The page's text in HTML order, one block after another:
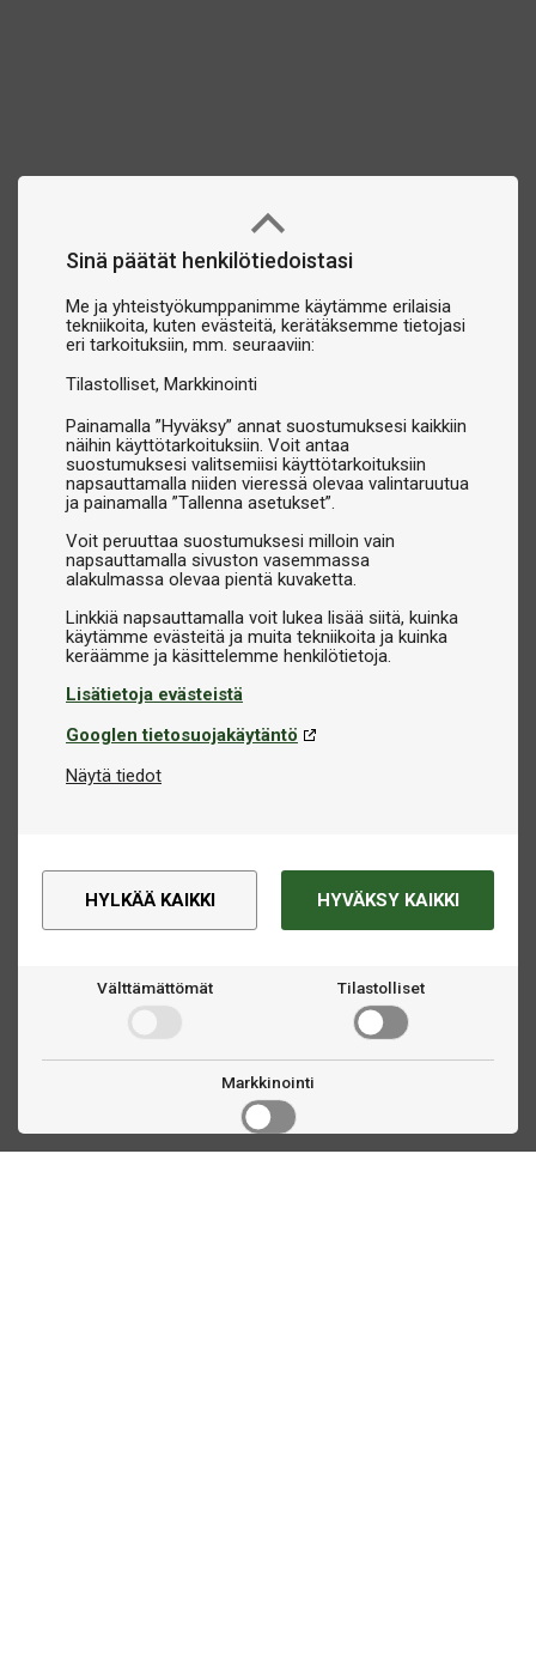
Sinä päätät henkilötiedoistasi
Me ja yhteistyökumppanimme käytämme erilaisia
tekniikoita, kuten evästeitä, kerätäksemme tietojasi
eri tarkoituksiin, mm. seuraaviin:
Tilastolliset Markkinointi
Painamalla ”Hyväksy” annat suostumuksesi kaikkiin
näihin käyttötarkoituksiin. Voit antaa
suostumuksesi valitsemiisi käyttötarkoituksiin
napsauttamalla niiden vieressä olevaa valintaruutua
ja painamalla ”Tallenna asetukset”.
Voit peruuttaa suostumuksesi milloin vain
napsauttamalla sivuston vasemmassa
alakulmassa olevaa pientä kuvaketta.
Linkkiä napsauttamalla voit lukea lisää siitä, kuinka
käytämme evästeitä ja muita tekniikoita ja kuinka
Lisätietoja evästeistä
Googlen tietosuojakäytäntö
Näytä tiedot
HYLKÄÄ KAIKKI HYVÄKSY KAIKKI
Välttämättömät Tilastolliset
Markkinointi